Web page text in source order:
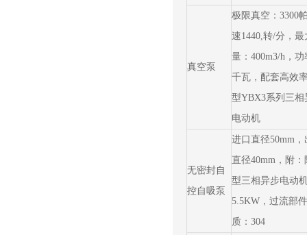
真空泵
极限真空：3300
速1440,转/分，最
量：400m3/h，功
千瓦，配套高效
型YBX3系列三相
电动机
无密封自
控自吸泵
进口直径50mm，
直径40mm，附：
型三相异步电动
5.5KW，过流部
质：304